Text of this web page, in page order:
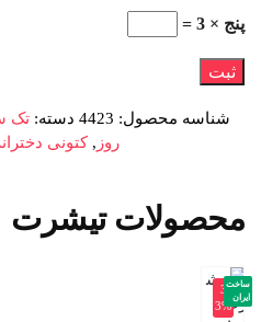
پنج × 3 =
شناسه محصول: 4423 دسته:تک
روز ,کتونی
محصولات تیشرت
-3
3%
ساخت
ایران